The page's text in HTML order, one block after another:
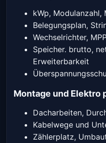
kWp, Modulanzahl,
Belegungsplan,
Wechselrichter,
Speicher. brutto,
Erweiterbarkeit
Montage und Elektro
Dacharbeiten,
Kabelwege und
Zählerplatz,